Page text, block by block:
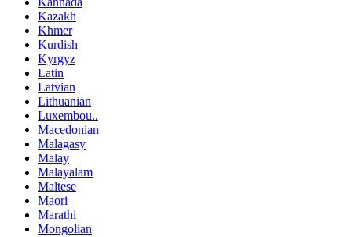
Kazakh
Khmer
Kurdish
Kyrgyz
Latin
Latvian
Lithuanian
Luxembou..
Macedonian
Malagasy
Malay
Malayalam
Maltese
Maori
Marathi
Mongolian